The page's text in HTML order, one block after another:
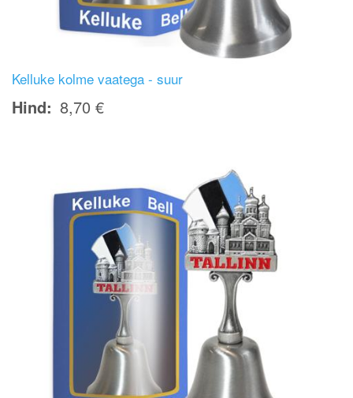
Kelluke kolme vaatega - suur
Hind 8,70 €